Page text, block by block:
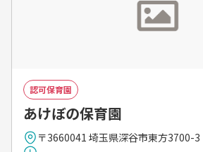
認可保育園
あけぼの保育園
〒3660041 埼玉県深谷市東方3700-3